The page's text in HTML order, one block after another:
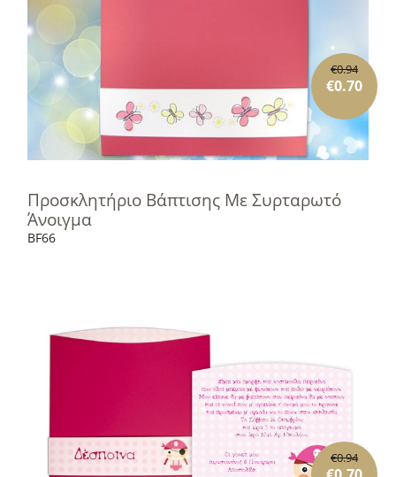
Προσκλητήριο Βάπτισης Με Συρταρωτό
Άνοιγμα
BF66
€0.94
€0.70
€0.94